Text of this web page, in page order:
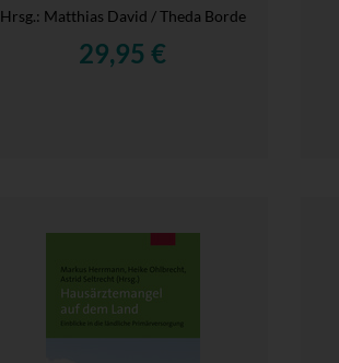
Hrsg.: Matthias David / Theda Borde
29,95 €